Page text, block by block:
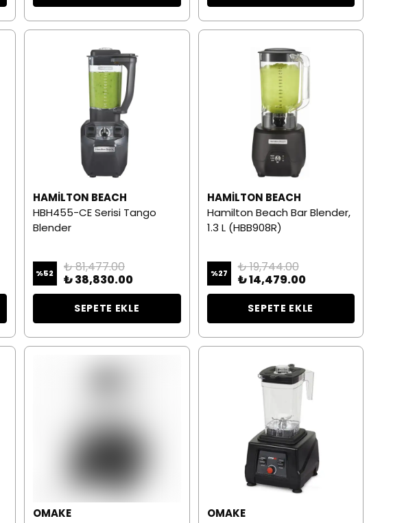
HAMILTON BEACH
HBH455-CE Serisi Tango
Blender
%52
₺ 81,477.00
₺ 38,830.00
SEPETE EKLE
HAMILTON BEACH
Hamilton Beach Bar Blender,
1.3 L (HBB908R)
%27
₺ 19,744.00
₺ 14,479.00
SEPETE EKLE
OMAKE
OMAKE